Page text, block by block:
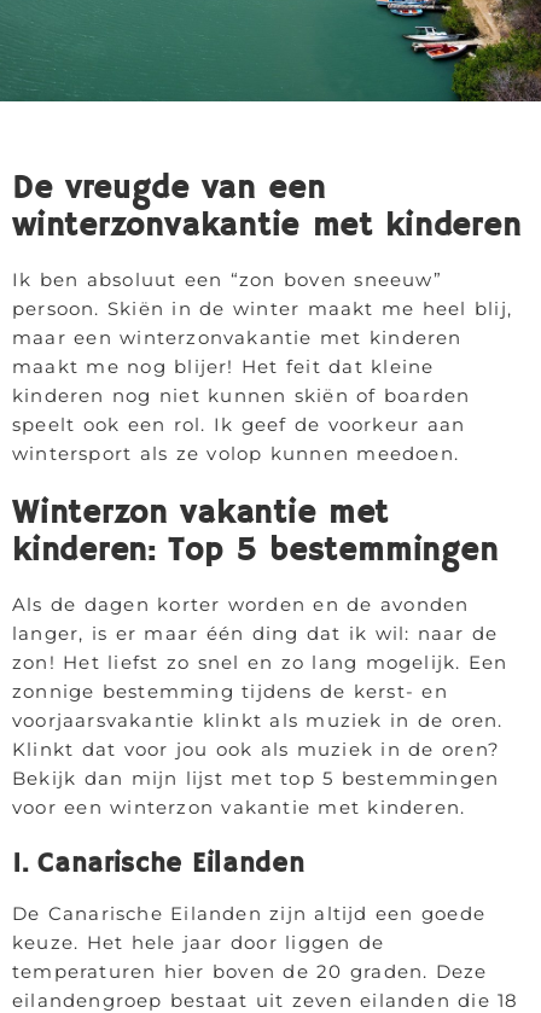
De vreugde van een
winterzonvakantie met kinderen
Ik ben absoluut een “zon boven sneeuw”
persoon. Skiën in de winter maakt me heel blij,
maar een winterzonvakantie met kinderen
maakt me nog blijer! Het feit dat kleine
kinderen nog niet kunnen skiën of boarden
speelt ook een rol. Ik geef de voorkeur aan
wintersport als ze volop kunnen meedoen.
Winterzon vakantie met
kinderen: Top 5 bestemmingen
Als de dagen korter worden en de avonden
langer, is er maar één ding dat ik wil: naar de
zon! Het liefst zo snel en zo lang mogelijk. Een
zonnige bestemming tijdens de kerst- en
voorjaarsvakantie klinkt als muziek in de oren.
Klinkt dat voor jou ook als muziek in de oren?
Bekijk dan mijn lijst met top 5 bestemmingen
voor een winterzon vakantie met kinderen.
1. Canarische Eilanden
De Canarische Eilanden zijn altijd een goede
keuze. Het hele jaar door liggen de
temperaturen hier boven de 20 graden. Deze
eilandengroep bestaat uit zeven eilanden die 18